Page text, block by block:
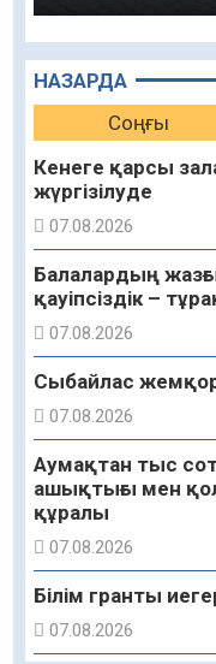
НАЗАРДА
Соңғы
Кенеге қарсы
жүргізілуде
07.08.2026
Балалардың
қауіпсіздік –
07.08.2026
Сыбайлас
07.08.2026
Аумақтан тыс
ашықтығы мен
құралы
07.08.2026
Білім гранты
07.08.2026